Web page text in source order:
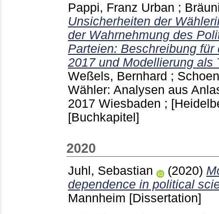
Pappi, Franz Urban ;
Unsicherheiten der
der Wahrnehmung des
Parteien: Beschreibung
2017 und Modellierung als
Weßels, Bernhard ;
Wähler: Analysen aus
2017 Wiesbaden ;
[Buchkapitel]
2020
Juhl, Sebastian (2020)
dependence in political
Mannheim [Dissertation]